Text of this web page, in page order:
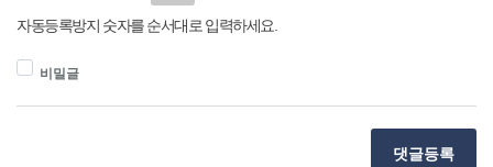
자동등록방지 숫자를 순서대로 입력하세요.
비밀글
댓글등록